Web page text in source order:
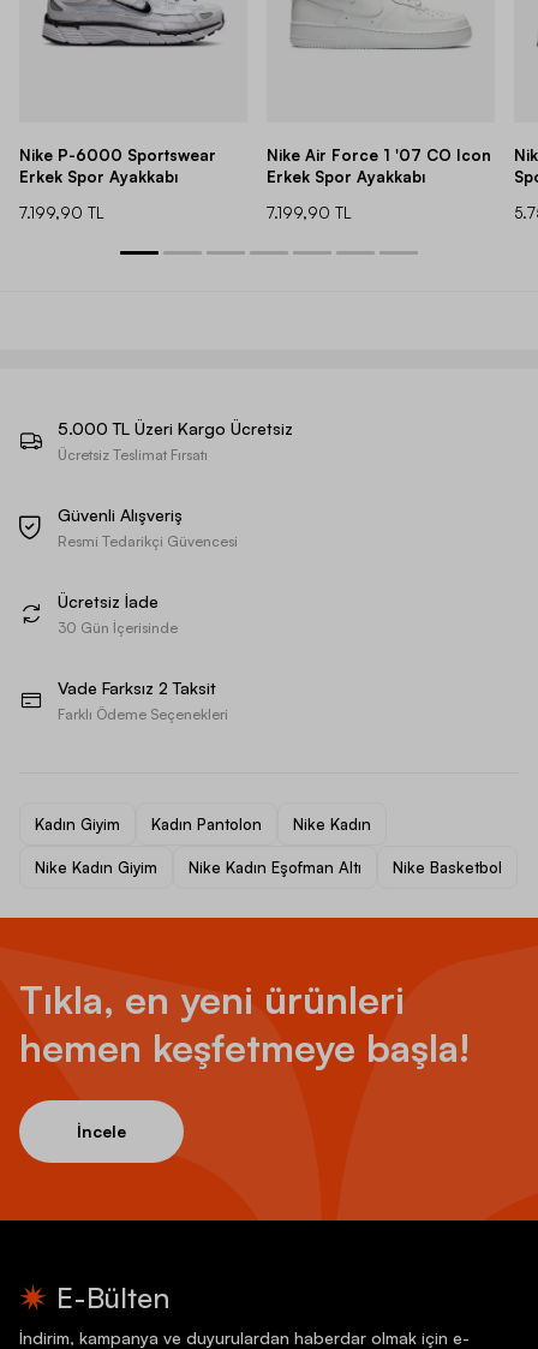
Nike P-6000 Sportswear
Erkek Spor Ayakkabı
7.199,90 TL
Nike Air Force 1 '07 CO Icon
Erkek Spor Ayakkabı
7.199,90 TL
5.000 TL Üzeri Kargo Ücretsiz
Ücretsiz Teslimat Fırsatı
Güvenli Alışveriş
Resmi Tedarikçi Güvencesi
Ücretsiz İade
30 Gün İçerisinde
Vade Farksız 2 Taksit
Farklı Ödeme Seçenekleri
Kadın Giyim Kadın Pantolon Nike Kadın
Nike Kadın Giyim Nike Kadın Eşofman Altı Nike Basketbol
Tıkla, en yeni ürünleri
hemen keşfetmeye başla!
İncele
E-Bülten
İndirim, kampanya ve duyurulardan haberdar olmak için e-